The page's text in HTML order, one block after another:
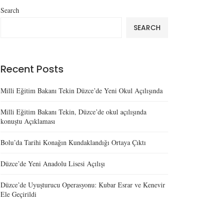
Search
SEARCH
Recent Posts
Milli Eğitim Bakanı Tekin Düzce’de Yeni Okul Açılışında
Milli Eğitim Bakanı Tekin, Düzce’de okul açılışında
konuştu Açıklaması
Bolu’da Tarihi Konağın Kundaklandığı Ortaya Çıktı
Düzce’de Yeni Anadolu Lisesi Açılışı
Düzce’de Uyuşturucu Operasyonu: Kubar Esrar ve Kenevir
Ele Geçirildi